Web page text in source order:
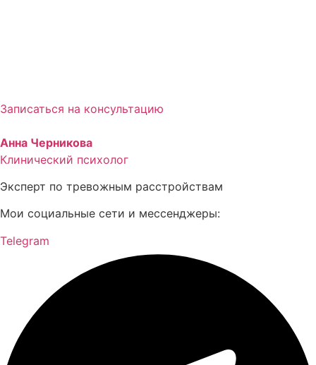
Записаться на консультацию
Анна Черникова
Клинический психолог
Эксперт по тревожным расстройствам
Мои социальные сети и мессенджеры:
Telegram